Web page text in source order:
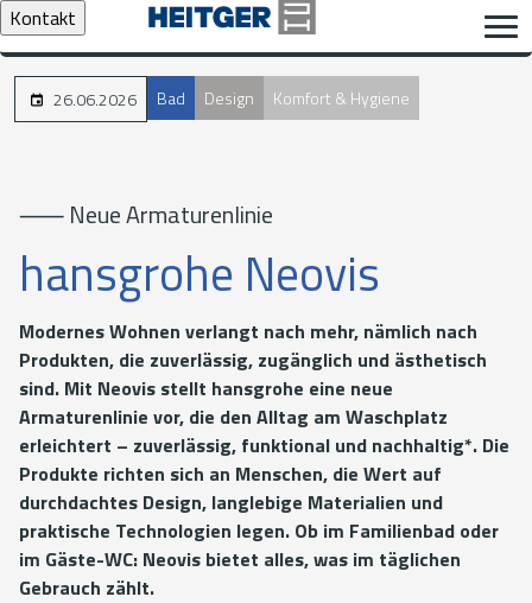
Kontakt
26.06.2026 Bad Design Komfort & Hygiene
⸺ Neue Armaturenlinie
hansgrohe Neovis
Modernes Wohnen verlangt nach mehr, nämlich nach
Produkten, die zuverlässig, zugänglich und ästhetisch
sind. Mit Neovis stellt hansgrohe eine neue
Armaturenlinie vor, die den Alltag am Waschplatz
erleichtert – zuverlässig, funktional und nachhaltig*. Die
Produkte richten sich an Menschen, die Wert auf
durchdachtes Design, langlebige Materialien und
praktische Technologien legen. Ob im Familienbad oder
im Gäste-WC: Neovis bietet alles, was im täglichen
Gebrauch zählt.